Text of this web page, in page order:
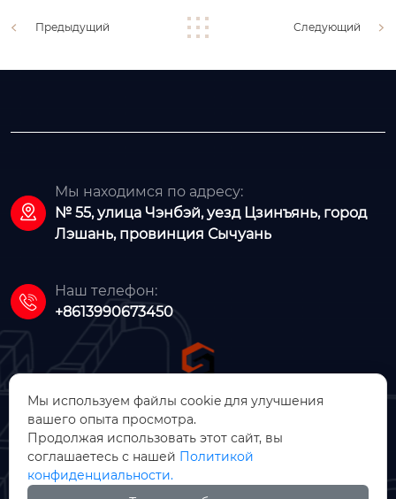
Предыдущий Следующий

Мы находимся по адресу:
№ 55, улица Чэнбэй, уезд Цзинъянь, город
Лэшань, провинция Сычуань

Наш телефон:
+8613990673450
ООО Цзинъянь Чжунсинь
Машинное Производство
Мы используем файлы cookie для улучшения
вашего опыта просмотра.
Продолжая использовать этот сайт, вы
соглашаетесь с нашей Политикой
конфиденциальности.